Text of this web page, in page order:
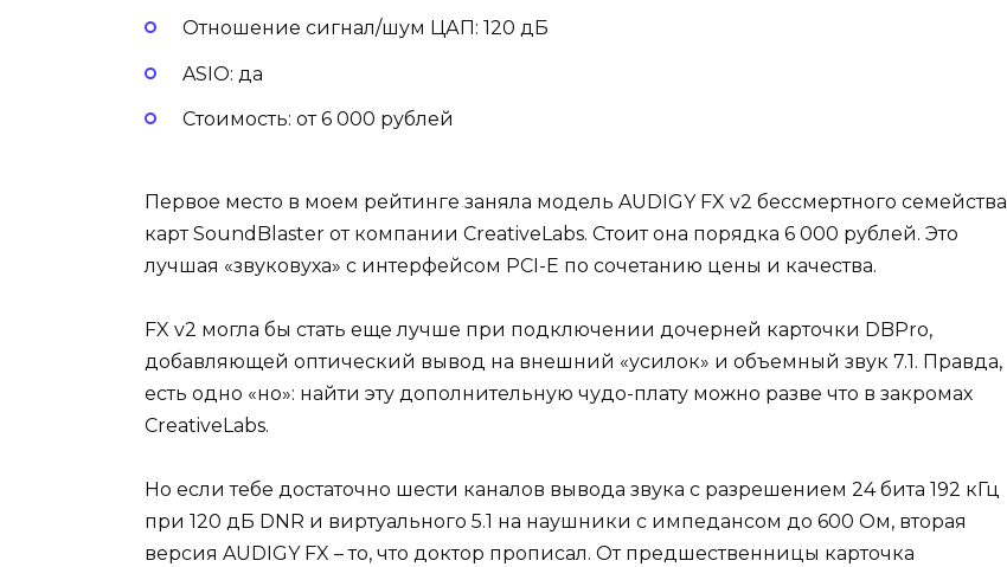
Отношение сигнал/шум ЦАП: 120 дБ
ASIO: да
Стоимость: от 6 000 рублей
Первое место в моем рейтинге заняла модель AUDIGY FX v2 бессмертного семейства
карт SoundBlaster от компании CreativeLabs. Стоит она порядка 6 000 рублей. Это
лучшая «звуковуха» с интерфейсом PCI-E по сочетанию цены и качества.
FX v2 могла бы стать еще лучше при подключении дочерней карточки DBPro,
добавляющей оптический вывод на внешний «усилок» и объемный звук 7.1. Правда,
есть одно «но»: найти эту дополнительную чудо-плату можно разве что в закромах
CreativeLabs.
Но если тебе достаточно шести каналов вывода звука с разрешением 24 бита 192 кГц
при 120 дБ DNR и виртуального 5.1 на наушники с импедансом до 600 Ом, вторая
версия AUDIGY FX – то, что доктор прописал. От предшественницы карточка